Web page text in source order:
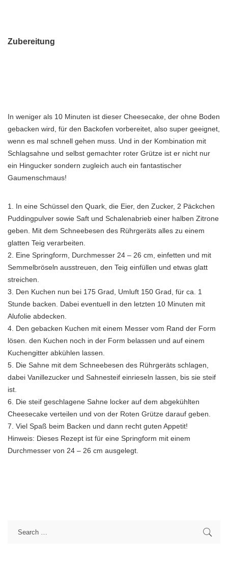
Zubereitung
In weniger als 10 Minuten ist dieser Cheesecake, der ohne Boden
gebacken wird, für den Backofen vorbereitet, also super geeignet,
wenn es mal schnell gehen muss. Und in der Kombination mit
Schlagsahne und selbst gemachter roter Grütze ist er nicht nur
ein Hingucker sondern zugleich auch ein fantastischer
Gaumenschmaus!
1. In eine Schüssel den Quark, die Eier, den Zucker, 2 Päckchen
Puddingpulver sowie Saft und Schalenabrieb einer halben Zitrone
geben. Mit dem Schneebesen des Rührgeräts alles zu einem
glatten Teig verarbeiten.
2. Eine Springform, Durchmesser 24 – 26 cm, einfetten und mit
Semmelbröseln ausstreuen, den Teig einfüllen und etwas glatt
streichen.
3. Den Kuchen nun bei 175 Grad, Umluft 150 Grad, für ca. 1
Stunde backen. Dabei eventuell in den letzten 10 Minuten mit
Alufolie abdecken.
4. Den gebacken Kuchen mit einem Messer vom Rand der Form
lösen. den Kuchen noch in der Form belassen und auf einem
Kuchengitter abkühlen lassen.
5. Die Sahne mit dem Schneebesen des Rührgeräts schlagen,
dabei Vanillezucker und Sahnesteif einrieseln lassen, bis sie steif
ist.
6. Die steif geschlagene Sahne locker auf dem abgekühlten
Cheesecake verteilen und von der Roten Grütze darauf geben.
7. Viel Spaß beim Backen und dann recht guten Appetit!
Hinweis: Dieses Rezept ist für eine Springform mit einem
Durchmesser von 24 – 26 cm ausgelegt.